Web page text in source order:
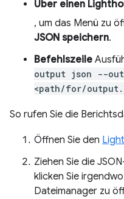
Über einen
, um das Menü zu
JSON speichern.
Befehlszeile
output json --
<path/for/
So rufen Sie die
Öffnen Sie den
Ziehen Sie die
klicken Sie
Dateimanager zu